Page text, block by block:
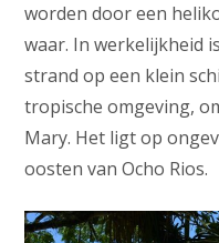
worden door een
waar. In werkelijkheid
strand op een klein
tropische omgeving,
Mary. Het ligt op
oosten van Ocho Rios.